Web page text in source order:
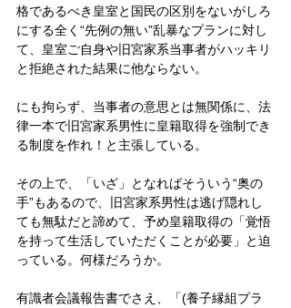
格であるべき皇室と国民の区別をないがしろ
にする全く“先例の無い”乱暴なプランに対し
て、皇室ご自身や旧宮家系当事者がハッキリ
と拒絶された結果に他ならない。
にも拘らず、当事者の意思とは無関係に、法
律一本で旧宮家系男性に皇籍取得を強制でき
る制度を作れ！と主張している。
その上で、「いざ」となればそういう“奥の
手”もあるので、旧宮家系男性は逃げ隠れし
ても無駄だと諦めて、予め皇籍取得の「覚悟
を持って生活していただくことが必要」と迫
っている。何様だろうか。
有識者会議報告書でさえ、「(養子縁組プラ